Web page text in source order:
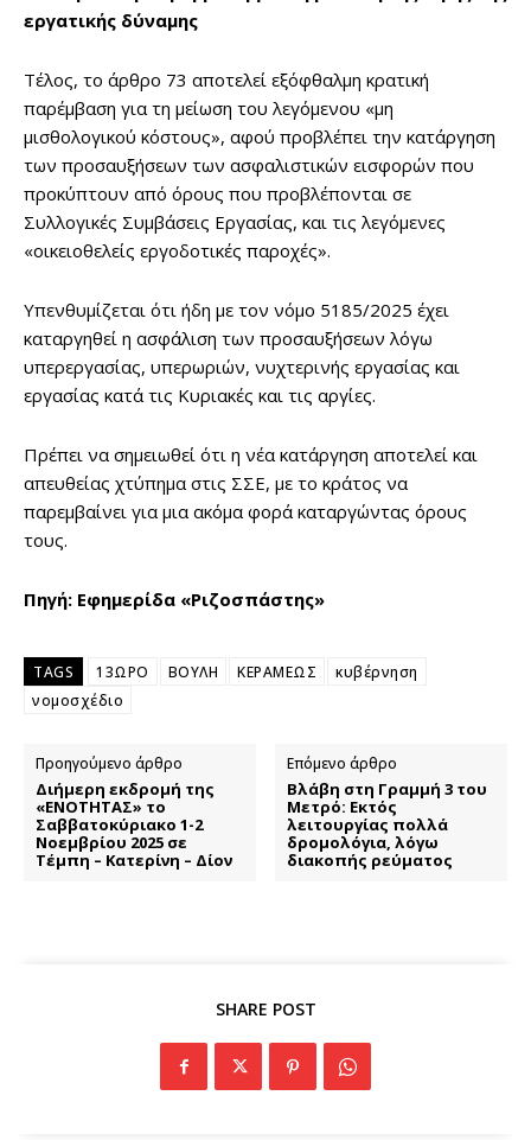
εργατικής δύναμης
Τέλος, το άρθρο 73 αποτελεί εξόφθαλμη κρατική
παρέμβαση για τη μείωση του λεγόμενου «μη
μισθολογικού κόστους», αφού προβλέπει την κατάργηση
των προσαυξήσεων των ασφαλιστικών εισφορών που
προκύπτουν από όρους που προβλέπονται σε
Συλλογικές Συμβάσεις Εργασίας, και τις λεγόμενες
«οικειοθελείς εργοδοτικές παροχές».
Υπενθυμίζεται ότι ήδη με τον νόμο 5185/2025 έχει
καταργηθεί η ασφάλιση των προσαυξήσεων λόγω
υπερεργασίας, υπερωριών, νυχτερινής εργασίας και
εργασίας κατά τις Κυριακές και τις αργίες.
Πρέπει να σημειωθεί ότι η νέα κατάργηση αποτελεί και
απευθείας χτύπημα στις ΣΣΕ, με το κράτος να
παρεμβαίνει για μια ακόμα φορά καταργώντας όρους
τους.
Πηγή: Εφημερίδα «Ριζοσπάστης»
TAGS 13ΩΡΟ ΒΟΥΛΗ ΚΕΡΑΜΕΩΣ
κυβέρνηση
νομοσχέδιο
Προηγούμενο άρθρο
Διήμερη εκδρομή της
«ΕΝΟΤΗΤΑΣ» το
Σαββατοκύριακο 1-2
Νοεμβρίου 2025 σε
Τέμπη – Κατερίνη – Δίον
Επόμενο άρθρο
Βλάβη στη Γραμμή 3 του
Μετρό: Eκτός
λειτουργίας πολλά
δρομολόγια, λόγω
διακοπής ρεύματος
SHARE POST